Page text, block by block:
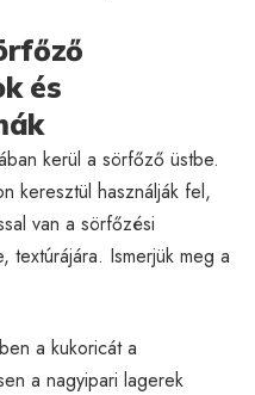
és
kerül a sörfőző üstbe.
keresztül használják fel,
van a sörfőzési
textúrájára. Ismerjük meg a
a kukoricát a
a nagyipari lagerek